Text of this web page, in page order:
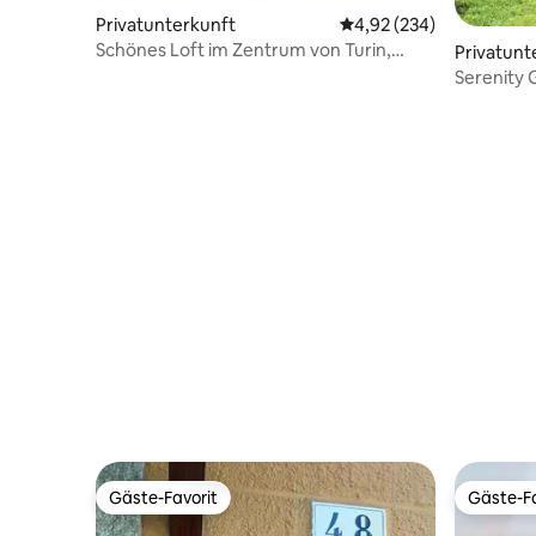
Privatunterkunft Durchschnittliche
4,92 (234)
Schönes Loft im Zentrum von Turin,
Serenity
Gäste-Favorit
Gäste-Favorit Gäste-
Gäste-